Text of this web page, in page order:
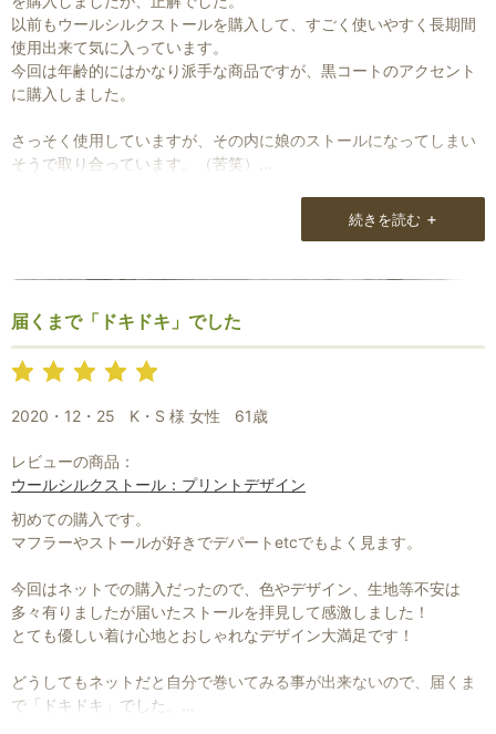
以前もウールシルクストールを購入して、すごく使いやすく長期間
使用出来て気に入っています。
今回は年齢的にはかなり派手な商品ですが、黒コートのアクセント
に購入しました。
さっそく使用していますが、その内に娘のストールになってしまい
そうで取り合っています。（苦笑）
続きを読む +
届くまで「ドキドキ」でした
2020・12・25 K・S 様 女性 61歳
レビューの商品：
ウールシルクストール：プリントデザイン
初めての購入です。
マフラーやストールが好きでデパートetcでもよく見ます。
今回はネットでの購入だったので、色やデザイン、生地等不安は
多々有りましたが届いたストールを拝見して感激しました！
とても優しい着け心地とおしゃれなデザイン大満足です！
どうしてもネットだと自分で巻いてみる事が出来ないので、届くま
で「ドキドキ」でした。